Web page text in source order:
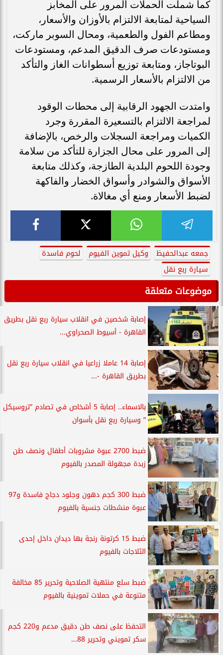
كما شملت الحملات المرور على المخابز
السياحية لمتابعة الالتزام بالأوزان والأسعار،
ومطاعم الفول والطعمية، ومحال السوبر ماركت،
ومستودعات صرف الدقيق المدعم، ومستودعات
البوتاجاز، ومتابعة توزيع أسطوانات الغاز والتأكد
من الالتزام بالأسعار الرسمية.
وامتدت الجهود الرقابية إلى محطات الوقود
لمراجعة الالتزام بالتسعيرة المقررة وجرد
الكميات ومراجعة السجلات والرخص، بالإضافة
إلى المرور على محال الجزارة للتأكد من سلامة
وجودة اللحوم البلدية الطازجة، وكذلك متابعة
الأسواق والشوادر وأسواق الخضار والفاكهة
لضبط الأسعار ومنع أي مغالاة.
جمعه عبدالحفيظ وكيل تموين الفيوم
لحوم فاسدة
سيارة ربع نقل
موضوعات متعلقة
إصابة شخصين في انقلاب سيارة ربع نقل بطريق
القاهرة - أسيوط الصحراوي...
إصابة 14 عاملا زراعيا في انقلاب سيارة ربع نقل
بطريق القاهرة -...
بالاسماء.. إصابة 5 أشخاص في تصادم ”تروسيكل
” وسيارة ربع نقل بأسوان
ضبط 2700 عبوة مشروبات أطفال ونصف طن
زبدة مجهولة المصدر بالفيوم
ضبط 300 كجم دهون وجلود دجاج فاسدة و97
عبوة منشطات جنسية بالفيوم
ضبط 15 كرتونة رنجة بها ديدان داخل إحدى
الثلاجات بالفيوم
ضبط سلع منتهية الصلاحية وتحرير 85 مخالفة
متنوعة في حملات تموينية بالفيوم
التحفظ على نصف طن دقيق مدعم و220 كجم
سكر تمويني وتحرير 88...